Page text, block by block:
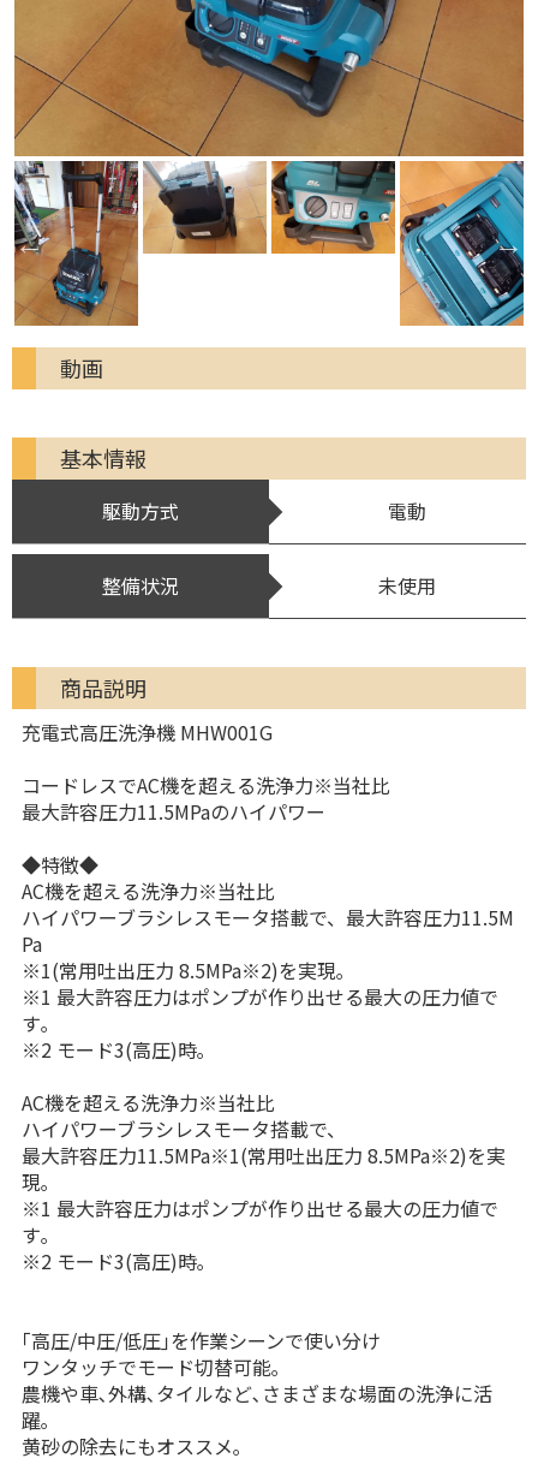
動画
基本情報
駆動方式 電動
整備状況 未使用
商品説明
充電式高圧洗浄機 MHW001G
コードレスでAC機を超える洗浄力※当社比
最大許容圧力11.5MPaのハイパワー
◆特徴◆
AC機を超える洗浄力※当社比
ハイパワーブラシレスモータ搭載で、最大許容圧力11.5M
Pa
※1(常用吐出圧力 8.5MPa※2)を実現｡
※1 最大許容圧力はポンプが作り出せる最大の圧力値で
す｡
※2 モード3(高圧)時｡
AC機を超える洗浄力※当社比
ハイパワーブラシレスモータ搭載で、
最大許容圧力11.5MPa※1(常用吐出圧力 8.5MPa※2)を実
現｡
※1 最大許容圧力はポンプが作り出せる最大の圧力値で
す｡
※2 モード3(高圧)時｡
｢高圧/中圧/低圧｣を作業シーンで使い分け
ワンタッチでモード切替可能｡
農機や車､外構､タイルなど､さまざまな場面の洗浄に活
躍｡
黄砂の除去にもオススメ｡